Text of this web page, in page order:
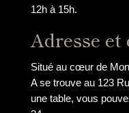
12h à 15h.
Adresse et
Situé au cœur de
A se trouve au 123
une table, vous